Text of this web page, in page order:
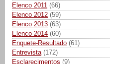
Elenco 2011 (66)
Elenco 2012 (59)
Elenco 2013 (63)
Elenco 2014 (60)
Enquete-Resultado (61)
Entrevista (172)
Esclarecimentos (9)